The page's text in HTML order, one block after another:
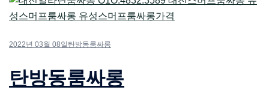
2022년 03월 08일 탄방동룸싸롱
탄방동룸싸롱